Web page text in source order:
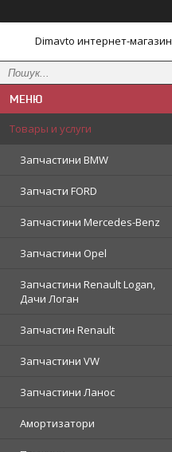
Dimavto интернет-магазин
Товары и услуги
Запчастини BMW
Запчасти FORD
Запчастини Mercedes-Benz
Запчастини Opel
Запчастини Renault Logan,
Дачи Логан
Запчастин Renault
Запчастини VW
Запчастини Ланос
Амортизатори